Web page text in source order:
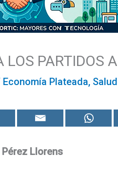
LOS PARTIDOS
Economía Plateada, Salud
Llorens